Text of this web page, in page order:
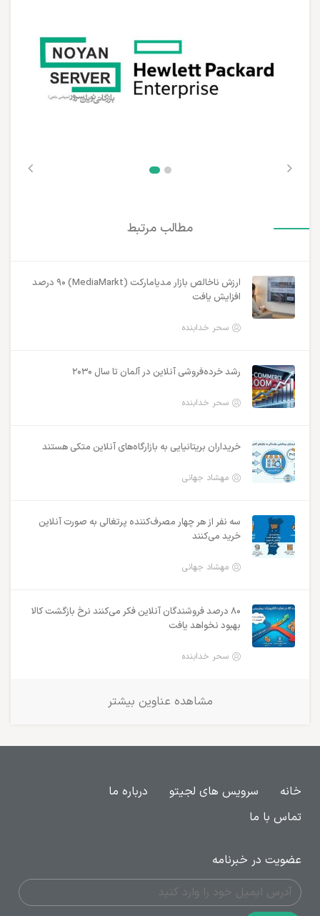
مطالب مرتبط
ارزش ناخالص بازار مدیامارکت (MediaMarkt) ۹۰ درصد
افزایش یافت
سحر خدابنده
رشد خرده‌فروشی آنلاین در آلمان تا سال ۲۰۳۰
سحر خدابنده
خریداران بریتانیایی به بازارگاه‌های آنلاین متکی هستند
مهشاد جهانی
سه نفر از هر چهار مصرف‌کننده پرتغالی به صورت آنلاین
خرید می‌کنند
مهشاد جهانی
۸۰ درصد فروشندگان آنلاین فکر می‌کنند نرخ بازگشت کالا
بهبود نخواهد یافت
سحر خدابنده
مشاهده عناوین بیشتر
خانه سرویس های لجیتو
درباره ما
تماس با ما
عضویت در خبرنامه